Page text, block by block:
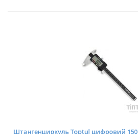
Штангенциркуль Toptul цифровий